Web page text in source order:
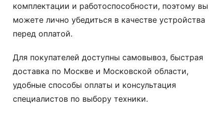
комплектации и работоспособности, поэтому вы
можете лично убедиться в качестве устройства
перед оплатой.
Для покупателей доступны самовывоз, быстрая
доставка по Москве и Московской области,
удобные способы оплаты и консультация
специалистов по выбору техники.